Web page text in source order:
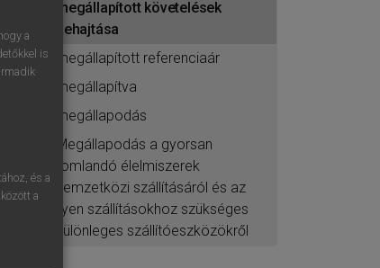
megállapított követelések
behajtása
megállapított referenciaár
megállapítva
megállapodás
Megállapodás a gyorsan
romlandó élelmiszerek
nemzetközi szállításáról és az
ilyen szállításokhoz szükséges
különleges szállítóeszközökről
a
is
és a
a